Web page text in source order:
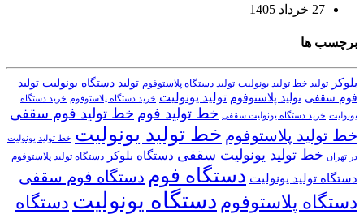
27 خرداد 1405
برچسب ها
بلوکر تولید خط تولید یونولیت تولید دستگاه پلاستوفوم تولید دستگاه یونولیت تولید
فوم سقفی تولید پلاستوفوم تولید یونولیت خرید دستگاه پلاستوفوم خرید دستگاه
یونولیت خرید دستگاه یونولیت سقفی خط تولید فوم خط تولید فوم سقفی
خط تولید پلاستوفوم خط تولید یونولیت خط تولید یونولیت
در تهران خط تولید یونولیت سقفی دستگاه بلوکر دستگاه تولید پلاستوفوم
دستگاه تولید یونولیت دستگاه فوم دستگاه فوم سقفی
دستگاه پلاستوفوم دستگاه یونولیت دستگاه